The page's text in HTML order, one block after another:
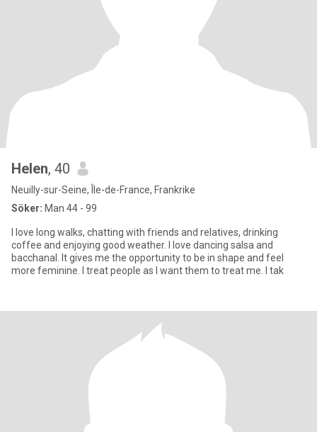
Helen, 40
Neuilly-sur-Seine, Île-de-France, Frankrike
Söker: Man 44 - 99
I love long walks, chatting with friends and relatives, drinking
coffee and enjoying good weather. I love dancing salsa and
bacchanal. It gives me the opportunity to be in shape and feel
more feminine. I treat people as I want them to treat me. I tak